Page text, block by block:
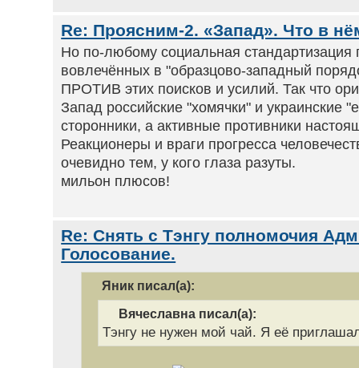
Re: Проясним-2. «Запад». Что в
Но по-любому социальная стандартизация
вовлечённых в "образцово-западный
ПРОТИВ этих поисков и усилий. Так что
Запад российские "хомячки" и украинские
сторонники, а активные противники
Реакционеры и враги прогресса
очевидно тем, у кого глаза разуты.
мильон плюсов!
Re: Снять с Тэнгу полномочия
Голосование.
Яник писал(а):
Вячеславна писал(а):
Тэнгу не нужен мой чай. Я её